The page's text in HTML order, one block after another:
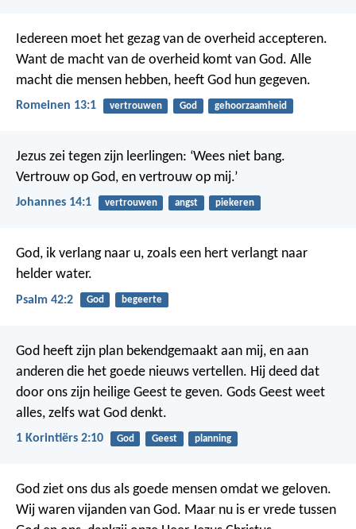
Iedereen moet het gezag van de overheid accepteren.
Want de macht van de overheid komt van God. Alle
macht die mensen hebben, heeft God hun gegeven.
Romeinen 13:1 vertrouwen God gehoorzaamheid
Jezus zei tegen zijn leerlingen: ‘Wees niet bang.
Vertrouw op God, en vertrouw op mij.’
Johannes 14:1 vertrouwen angst piekeren
God, ik verlang naar u, zoals een hert verlangt naar
helder water.
Psalm 42:2 God begeerte
God heeft zijn plan bekendgemaakt aan mij, en aan
anderen die het goede nieuws vertellen. Hij deed dat
door ons zijn heilige Geest te geven. Gods Geest weet
alles, zelfs wat God denkt.
1 Korintiërs 2:10 God Geest planning
God ziet ons dus als goede mensen omdat we geloven.
Wij waren vijanden van God. Maar nu is er vrede tussen